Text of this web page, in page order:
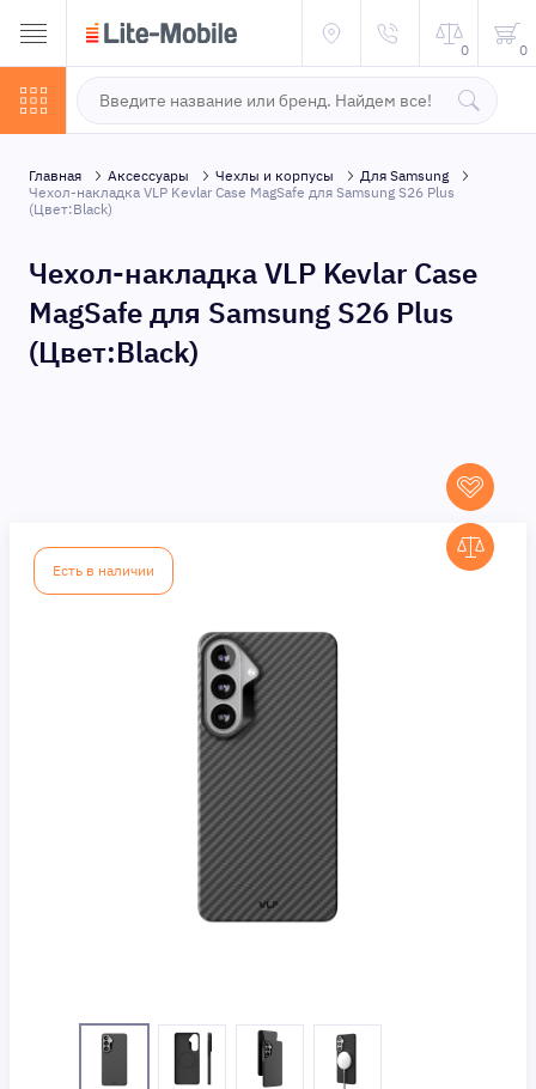
0 0
Главная Аксессуары Чехлы и корпусы
Для Samsung
Чехол-накладка VLP Kevlar Сase MagSafe для Samsung S26 Plus
(Цвет:Black)
Чехол-накладка VLP Kevlar Сase
MagSafe для Samsung S26 Plus
(Цвет:Black)
Есть в наличии